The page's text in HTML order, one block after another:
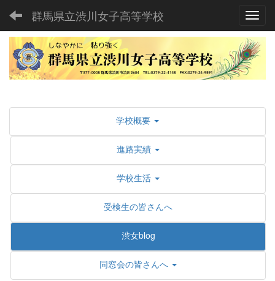
群馬県立渋川女子高等学校
学校概要
進路実績
学校生活
受検生の皆さんへ
渋女blog
同窓会の皆さんへ